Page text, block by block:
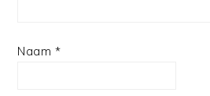
Naam *